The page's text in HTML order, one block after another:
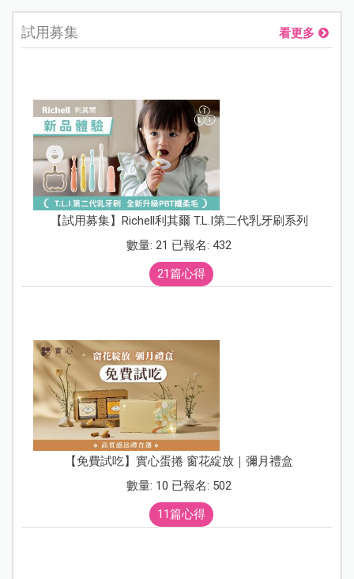
試用募集 看更多
【試用募集】Richell利其爾 T.L.I第二代乳牙刷系列
數量: 21 已報名: 432
21篇心得
【免費試吃】實心蛋捲 窗花綻放｜彌月禮盒
數量: 10 已報名: 502
11篇心得